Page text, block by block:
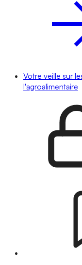
Votre veille sur
l'agroalimentaire